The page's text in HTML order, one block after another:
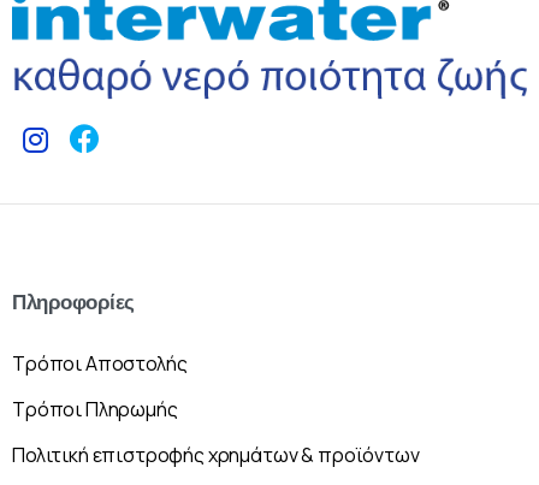
Πληροφορίες
Τρόποι Αποστολής
Τρόποι Πληρωμής
Πολιτική επιστροφής χρημάτων & προϊόντων